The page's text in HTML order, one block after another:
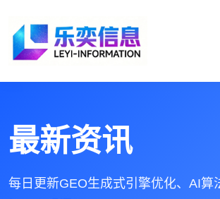
最新资讯
每日更新GEO生成式引擎优化、AI算